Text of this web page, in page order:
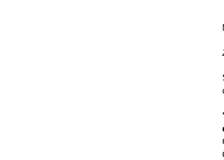
Prestiti